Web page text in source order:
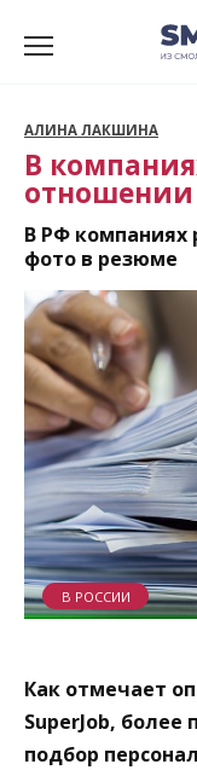
АЛИНА ЛАКШИНА
В
отношении
В РФ компаниях
фото в резюме
В РОССИИ
Как отмечает
SuperJob, более
подбор